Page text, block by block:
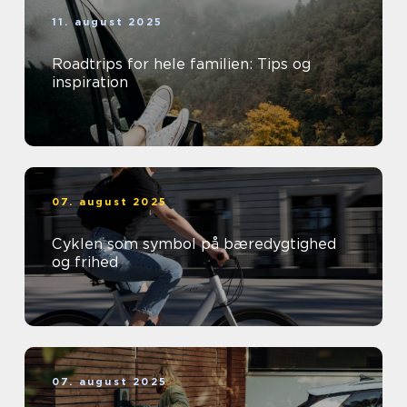
11. august 2025
Roadtrips for hele familien: Tips og
inspiration
07. august 2025
Cyklen som symbol på bæredygtighed
og frihed
07. august 2025